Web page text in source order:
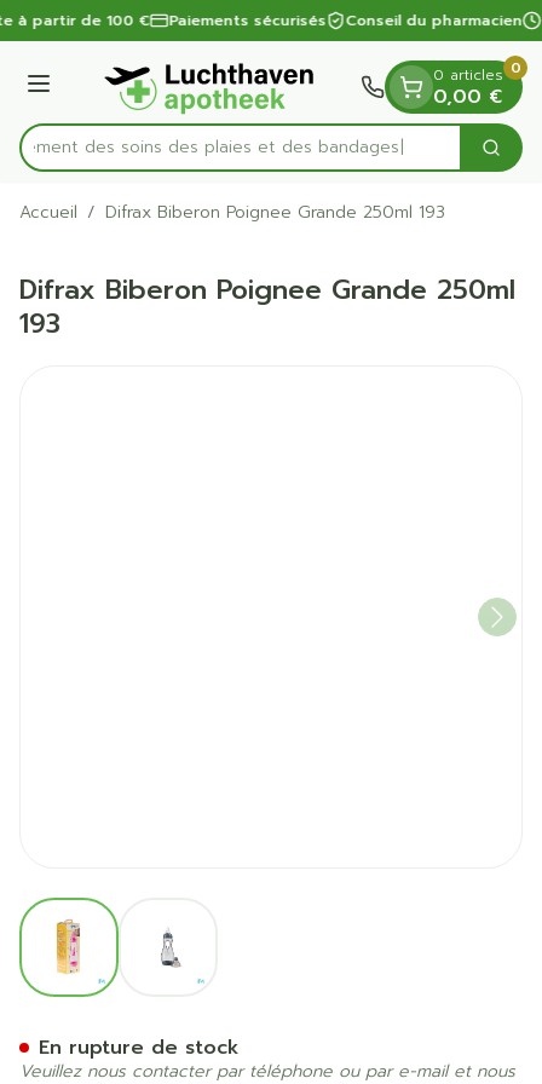
Aller au contenu
1 de 1
à partir de 100 € Paiements sécurisés Conseil du pharmacien
Menu
Rechercherdes soins des plaies et des bandages
0 articles
0,00 €
0
Accueil / Difrax Biberon Poignee Grande 250ml 193
Difrax Biberon Poignee Grande 250ml
193
View larger image
En rupture de stock
Veuillez nous contacter par téléphone ou par e-mail et nous